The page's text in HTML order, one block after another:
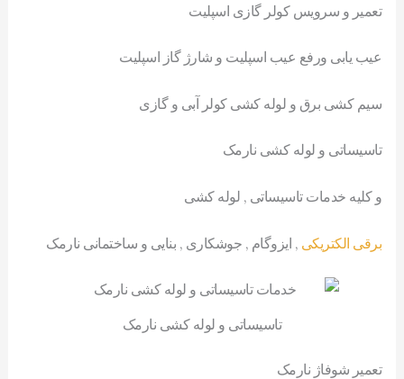
تعمیر و سرویس کولر گازی اسپلیت
عیب یابی ورفع عیب اسپلیت و شارژ گاز اسپلیت
سیم کشی برق و لوله کشی کولر آبی و گازی
تاسیساتی و لوله کشی نارمک
و کلیه خدمات تاسیساتی , لوله کشی
برقی الکتریکی , ایزوگام , جوشکاری , بنایی و ساختمانی نارمک
تاسیساتی و لوله کشی نارمک
تعمیر شوفاژ نارمک